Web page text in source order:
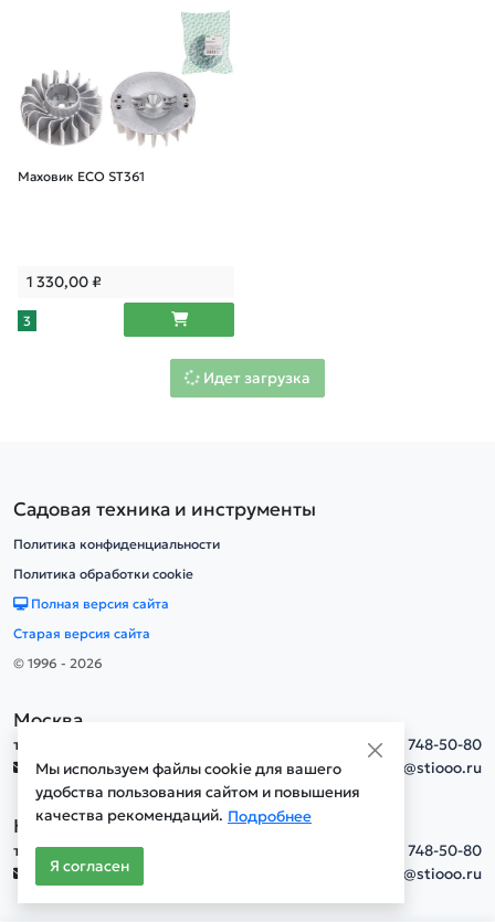
Маховик ECO ST361
1 330,00₽
3
Идет загрузка
Мы используем файлы cookie для вашего
удобства пользования сайтом и повышения
качества рекомендаций. Подробнее
Я согласен
Садовая техника и инструменты
Политика конфиденциальности
Политика обработки cookie
Полная версия сайта
Старая версия сайта
© 1996 - 2026
Москва
тел.
+7(495) 748-50-80
info@stiooo.ru
Новосибирск
тел.
+7(495) 748-50-80
info@stiooo.ru